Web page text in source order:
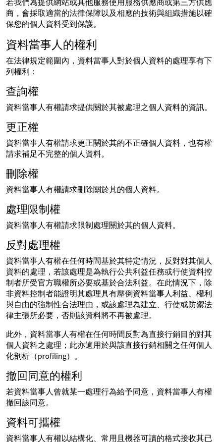
若我們為提供網站或其他服務使用服務供應商或第三方供應
商，會採取適當的法律保障以及相應的技術與組織措施以確
保您的個人資料受到保護。
資料當事人的權利
在法律規定範圍內，資料當事人對於個人資料的處理享有下
列權利：
查詢權
資料當事人有權請求提供關於其被處理之個人資料的資訊。
更正權
資料當事人有權請求更正關於其的不正確個人資料，也有權
請求補足不完整的個人資料。
刪除權
資料當事人有權請求刪除關於其的個人資料。
處理限制權
資料當事人有權請求限制處理關於其的個人資料。
反對處理權
資料當事人有權在任何時間基於其特定情況，反對對其個人
資料的處理，若該處理是為執行公共利益任務或行使資料控
制者所受官方職權所必要或基於合法利益。在此情況下，除
非資料控制者能證明其處理具有壓倒資料當事人利益、權利
與自由的強制性合法理由，或該處理為建立、行使或防禦法
律主張所必要，否則該資料將不再被處理。
此外，資料當事人有權在任何時間反對為直接行銷目的對其
個人資料之處理；此亦適用於與該直接行銷相關之任何個人
化剖析（profiling）。
撤回同意的權利
若資料當事人曾就某一處理行為給予同意，資料當事人有權
撤回該同意。
資料可攜權
資料當事人有權以結構化、常用且機器可讀的格式接收其已